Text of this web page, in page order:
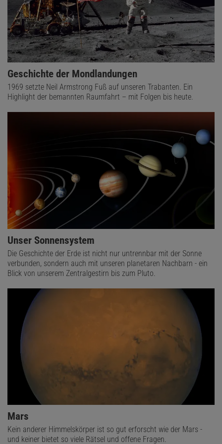
Geschichte der Mondlandungen
1969 setzte Neil Armstrong Fuß auf unseren Trabanten. Ein
Highlight der bemannten Raumfahrt – mit Folgen bis heute.
Unser Sonnensystem
Die Geschichte der Erde ist nicht nur untrennbar mit der Sonne
verbunden, sondern auch mit unseren planetaren Nachbarn - ein
Blick von unserem Zentralgestirn bis zum Pluto.
Mars
Kein anderer Himmelskörper ist so gut erforscht wie der Mars -
und keiner bietet so viele Rätsel und offene Fragen.